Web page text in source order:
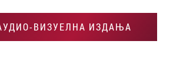
ВИЗУЕЛНА ИЗДАЊА